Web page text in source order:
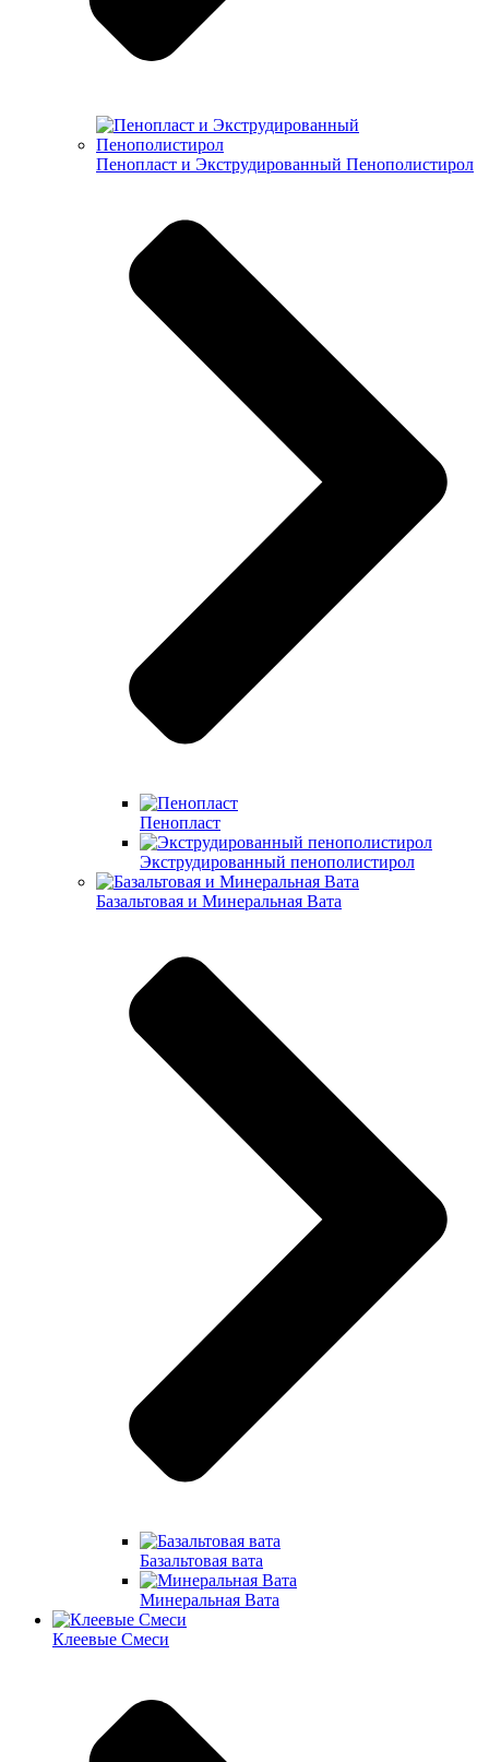
Пенопласт и Экструдированный Пенополистирол
Пенопласт
Экструдированный пенополистирол
Базальтовая и Минеральная Вата
Базальтовая вата
Минеральная Вата
Клеевые Смеси